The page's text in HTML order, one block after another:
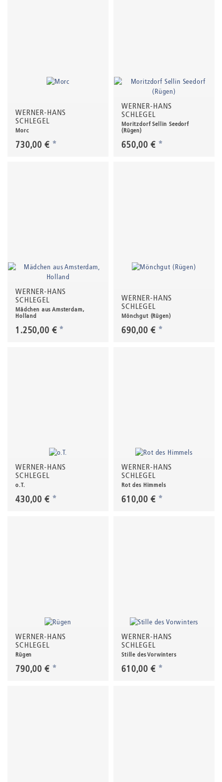
WERNER-HANS
SCHLEGEL
Morc
730,00 € *
WERNER-HANS
SCHLEGEL
Moritzdorf Sellin Seedorf
(Rügen)
650,00 € *
WERNER-HANS
SCHLEGEL
Mädchen aus Amsterdam,
Holland
1.250,00 € *
WERNER-HANS
SCHLEGEL
Mönchgut (Rügen)
690,00 € *
WERNER-HANS
SCHLEGEL
o.T.
430,00 € *
WERNER-HANS
SCHLEGEL
Rot des Himmels
610,00 € *
WERNER-HANS
SCHLEGEL
Rügen
790,00 € *
WERNER-HANS
SCHLEGEL
Stille des Vorwinters
610,00 € *